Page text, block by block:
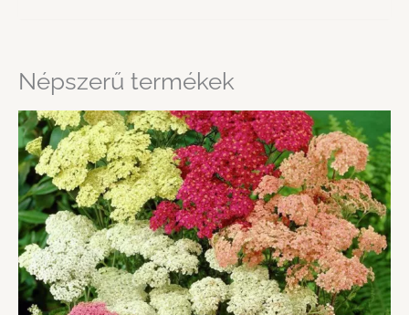
Népszerű termékek